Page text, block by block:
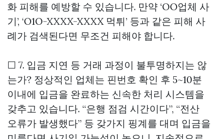
화 피해를 예방할 수 있습니다. 만약 ‘OO업체 사
기’, ‘O1O-XXXX-XXXX 먹튀’ 등과 같은 피해 사
례가 검색된다면 무조건 피해야 합니다.
☐ 7. 입금 지연 등 거래 과정이 불투명하지는 않
는가? 정상적인 업체는 핀번호 확인 후 5~10분
이내에 입금을 완료하는 신속한 처리 시스템을
갖추고 있습니다. “은행 점검 시간이다”, “전산
오류가 발생했다” 등 갖가지 핑계를 대며 입금을